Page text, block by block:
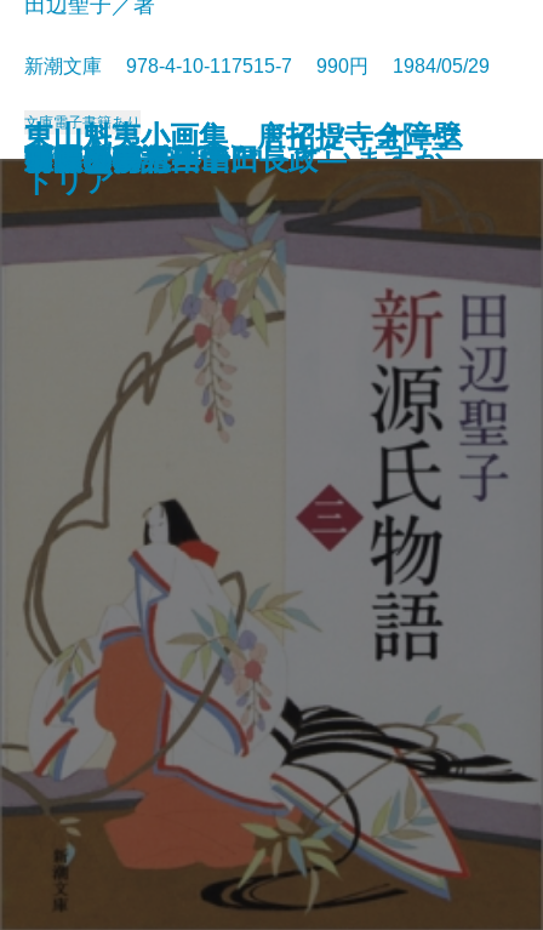
数学者の言葉では
ギリシア神話を知っていますか
一瞬の夏〔上〕
一瞬の夏〔下〕
時雨みち
音楽
東山魁夷小画集 唐招提寺全障壁
画
姥ざかり
新源氏物語〔上〕
新源氏物語〔中〕
田辺聖子／著
新潮文庫 978-4-10-117515-7 990円 1984/05/29
文庫電子書籍あり
新源氏物語〔下〕
東山魁夷小画集 ドイツ・オース
トリア
菊月夜
王国への道―山田長政―
日曜日の万年筆
春秋山伏記
言葉の海へ
富豪刑事
胡蝶の夢 三
胡蝶の夢 四